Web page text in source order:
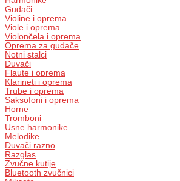
Gudači
Violine i oprema
Viole i oprema
Violončela i oprema
Oprema za gudače
Notni stalci
Duvači
Flaute i oprema
Klarineti i oprema
Trube i oprema
Saksofoni i oprema
Horne
Tromboni
Usne harmonike
Melodike
Duvači razno
Razglas
Zvučne kutije
Bluetooth zvučnici